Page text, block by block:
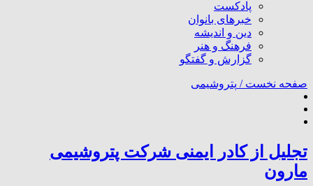
پادکست
خبرهای بانوان
دین و اندیشه
فرهنگ و هنر
گزارش و گفتگو
صفحه نخست / پتروشیمی
تجلیل از کادر ایمنی شرکت پتروشیمی
مارون